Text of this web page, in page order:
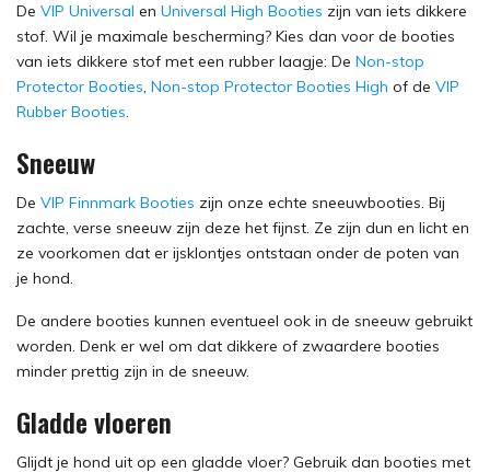
De VIP Universal en Universal High Booties zijn van iets dikkere
stof. Wil je maximale bescherming? Kies dan voor de booties
van iets dikkere stof met een rubber laagje: De Non-stop
Protector Booties, Non-stop Protector Booties High of de VIP
Rubber Booties.
Sneeuw
De VIP Finnmark Booties zijn onze echte sneeuwbooties. Bij
zachte, verse sneeuw zijn deze het fijnst. Ze zijn dun en licht en
ze voorkomen dat er ijsklontjes ontstaan onder de poten van
je hond.
De andere booties kunnen eventueel ook in de sneeuw gebruikt
worden. Denk er wel om dat dikkere of zwaardere booties
minder prettig zijn in de sneeuw.
Gladde vloeren
Glijdt je hond uit op een gladde vloer? Gebruik dan booties met